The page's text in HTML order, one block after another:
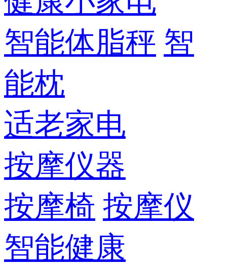
智能体脂秤 智
能枕
适老家电
按摩仪器
按摩椅 按摩仪
智能健康